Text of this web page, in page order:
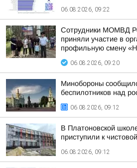
06.08.2026, 09:22
Сотрудники МОМВД
приняли участие в
профильную смену
06.08.2026, 09:20
Минобороны
беспилотников над
06.08.2026, 09:12
В Платоновской школе
приступили к
06.08.2026, 09:12